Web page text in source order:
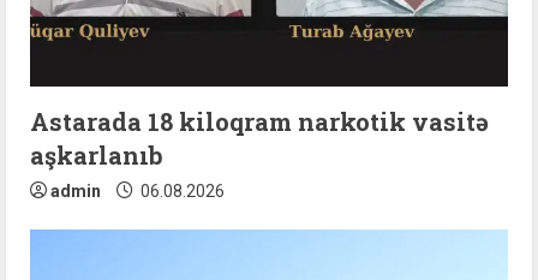
Astarada 18 kiloqram narkotik vasitə
aşkarlanıb
admin 06.08.2026